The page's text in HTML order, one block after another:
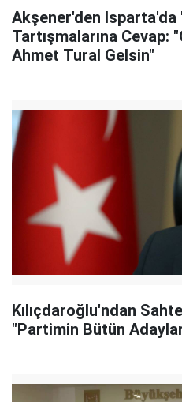
Akşener'den Isparta'da
Tartışmalarına Cevap:
Ahmet Tural Gelsin"
Kılıçdaroğlu'ndan
"Partimin Bütün